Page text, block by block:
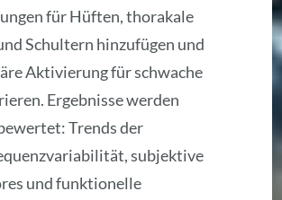
für Hüften, thorakale
Schultern hinzufügen und
Aktivierung für schwache
Ergebnisse werden
Trends der
subjektive
und funktionelle